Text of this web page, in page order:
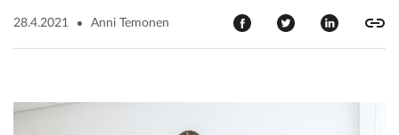
28.4.2021 Anni Temonen